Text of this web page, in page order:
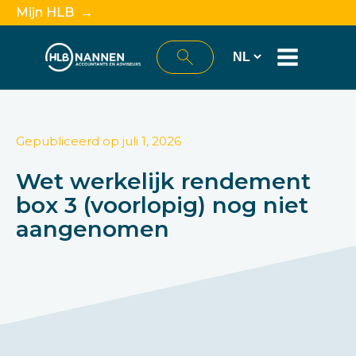
Mijn HLB →
Gepubliceerd op juli 1, 2026
Wet werkelijk rendement
box 3 (voorlopig) nog niet
aangenomen